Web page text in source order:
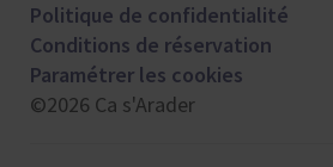
Politique de confidentialité
Conditions de réservation
Paramétrer les cookies
©2026 Ca s'Arader